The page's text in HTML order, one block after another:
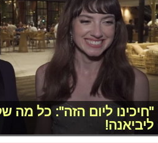
"חיכינו ליום הזה": כל מה
ליביאנה!